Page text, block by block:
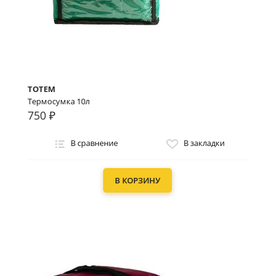
TOTEM
Термосумка 10л
750 ₽
В сравнение В закладки
В КОРЗИНУ